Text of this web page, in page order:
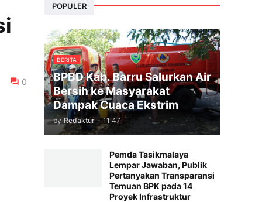
0
POPULER
BERITA
BPBD Kab. Barru Salurkan Air
Bersih ke Masyarakat
Dampak Cuaca Ekstrim
by Redaktur - 11:47
Pemda Tasikmalaya
Lempar Jawaban, Publik
Pertanyakan Transparansi
Temuan BPK pada 14
Proyek Infrastruktur